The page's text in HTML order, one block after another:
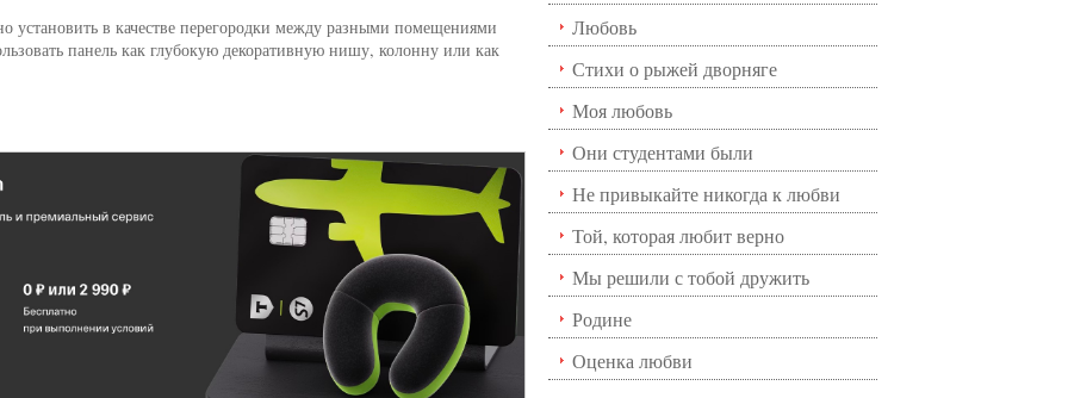
Любовь
Стихи о рыжей дворняге
Моя любовь
Они студентами были
Не привыкайте никогда к любви
Той, которая любит верно
Мы решили с тобой дружить
Родине
Оценка любви
установить в качестве перегородки между разными помещениями
панель как глубокую декоративную нишу, колонну или как